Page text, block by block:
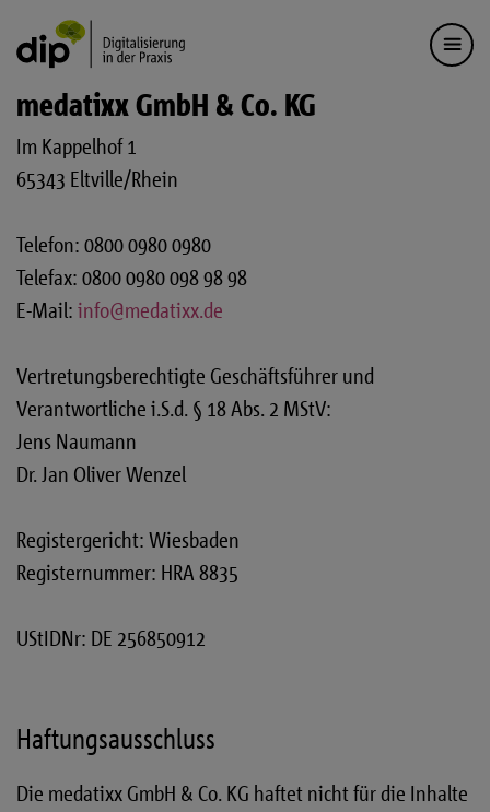
medatixx GmbH & Co. KG
Im Kappelhof 1
65343 Eltville/Rhein
Telefon: 0800 0980 0980
Telefax: 0800 0980 098 98 98
E-Mail: info@medatixx.de
Vertretungsberechtigte Geschäftsführer und
Verantwortliche i.S.d. § 18 Abs. 2 MStV:
Jens Naumann
Dr. Jan Oliver Wenzel
Registergericht: Wiesbaden
Registernummer: HRA 8835
UStIDNr: DE 256850912
Haftungsausschluss
Die medatixx GmbH & Co. KG haftet nicht für die Inhalte